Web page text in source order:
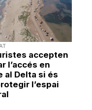
accepten
l’accés en
al Delta si és
l’espai